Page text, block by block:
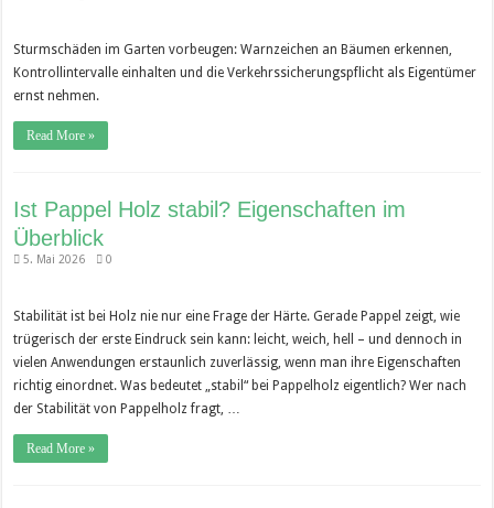
Sturmschäden im Garten vorbeugen: Warnzeichen an Bäumen erkennen,
Kontrollintervalle einhalten und die Verkehrssicherungspflicht als Eigentümer
ernst nehmen.
Read More »
Ist Pappel Holz stabil? Eigenschaften im
Überblick
5. Mai 2026 0
Stabilität ist bei Holz nie nur eine Frage der Härte. Gerade Pappel zeigt, wie
trügerisch der erste Eindruck sein kann: leicht, weich, hell – und dennoch in
vielen Anwendungen erstaunlich zuverlässig, wenn man ihre Eigenschaften
richtig einordnet. Was bedeutet „stabil“ bei Pappelholz eigentlich? Wer nach
der Stabilität von Pappelholz fragt, …
Read More »